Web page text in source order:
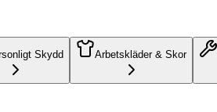
Skydd Arbetskläder & Skor